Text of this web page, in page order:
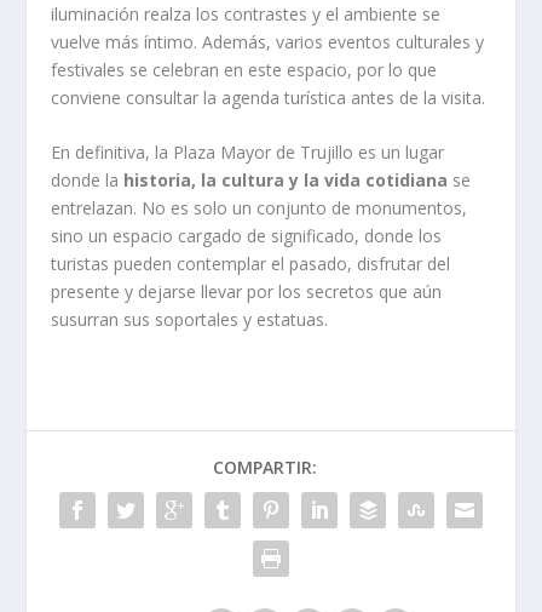
iluminación realza los contrastes y el ambiente se
vuelve más íntimo. Además, varios eventos culturales y
festivales se celebran en este espacio, por lo que
conviene consultar la agenda turística antes de la visita.
En definitiva, la Plaza Mayor de Trujillo es un lugar
donde la historia, la cultura y la vida cotidiana se
entrelazan. No es solo un conjunto de monumentos,
sino un espacio cargado de significado, donde los
turistas pueden contemplar el pasado, disfrutar del
presente y dejarse llevar por los secretos que aún
susurran sus soportales y estatuas.
COMPARTIR: